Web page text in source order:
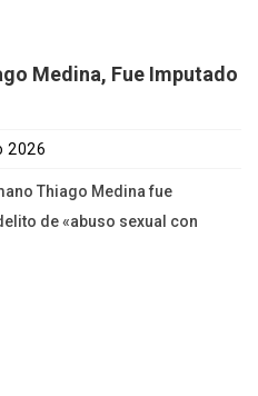
Medina, Fue Imputado
2026
Thiago Medina fue
de «abuso sexual con